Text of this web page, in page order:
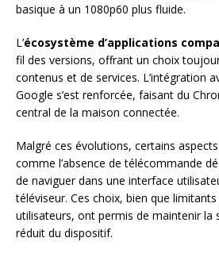
basique à un 1080p60 plus fluide.
L’écosystème d’applications
fil des versions, offrant un choix
contenus et de services. L’intégration
Google s’est renforcée, faisant du
central de la maison connectée.
Malgré ces évolutions, certains
comme l’absence de télécommande
de naviguer dans une interface
téléviseur. Ces choix, bien que
utilisateurs, ont permis de maintenir la
réduit du dispositif.